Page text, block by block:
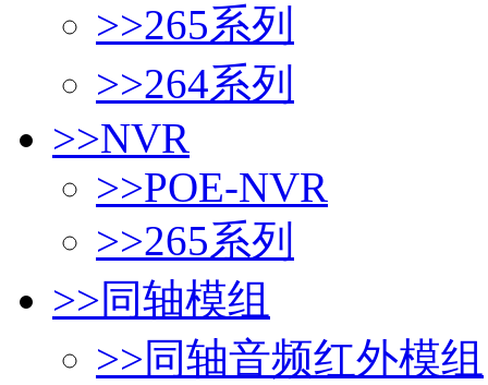
>>265系列
>>264系列
>>NVR
>>POE-NVR
>>265系列
>>同轴模组
>>同轴音频红外模组